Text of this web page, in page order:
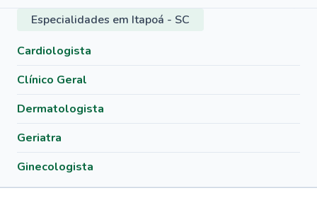
Especialidades em Itapoá - SC
Cardiologista
Clínico Geral
Dermatologista
Geriatra
Ginecologista